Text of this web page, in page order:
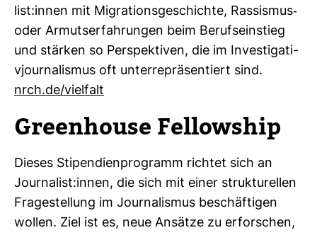
list:innen mit Migra­ti­ons­ge­schichte, Ras­sismus-​
oder Armuts­er­fah­rungen beim Berufs­ein­stieg
und stärken so Per­spek­tiven, die im Inves­ti­ga­ti­
vjour­na­lismus oft unter­re­prä­sen­tiert sind.
nrch.de/viel­falt
Green­house Fel­low­ship
Dieses Sti­pen­di­en­pro­gramm richtet sich an
Jour­na­list:innen, die sich mit einer struk­tu­rellen
Fra­ge­stel­lung im Jour­na­lismus beschäf­tigen
wollen. Ziel ist es, neue Ansätze zu erfor­schen,